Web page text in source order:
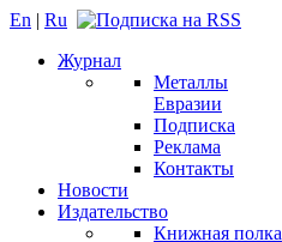
En | Ru
Журнал
Металлы
Евразии
Подписка
Реклама
Контакты
Новости
Издательство
Книжная полка